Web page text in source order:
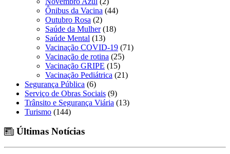
Ônibus da Vacina (44)
Outubro Rosa (2)
Saúde da Mulher(18)
Saúde Mental (13)
Vacinação COVID-19 (71)
Vacinação de rotina (25)
Vacinação GRIPE (15)
Vacinação Pediátrica (21)
Segurança Pública (6)
Serviço de Obras Sociais (9)
Trânsito e Segurança Viária (13)
Turismo (144)
Últimas Notícias